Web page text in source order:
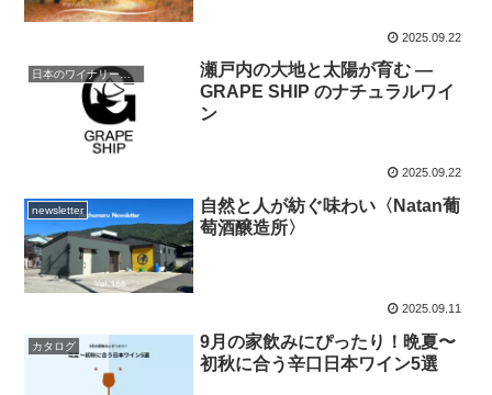
2025.09.22
日本のワイナリー探訪記
瀬戸内の大地と太陽が育む ―
GRAPE SHIP のナチュラルワイ
ン
2025.09.22
newsletter
自然と人が紡ぐ味わい〈Natan葡
萄酒醸造所〉
2025.09.11
カタログ
9月の家飲みにぴったり！晩夏〜
初秋に合う辛口日本ワイン5選